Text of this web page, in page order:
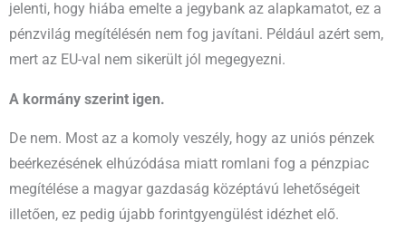
jelenti, hogy hiába emelte a jegybank az alapkamatot, ez a
pénzvilág megítélésén nem fog javítani. Például azért sem,
mert az EU-val nem sikerült jól megegyezni.
A kormány szerint igen.
De nem. Most az a komoly veszély, hogy az uniós pénzek
beérkezésének elhúzódása miatt romlani fog a pénzpiac
megítélése a magyar gazdaság középtávú lehetőségeit
illetően, ez pedig újabb forintgyengülést idézhet elő.